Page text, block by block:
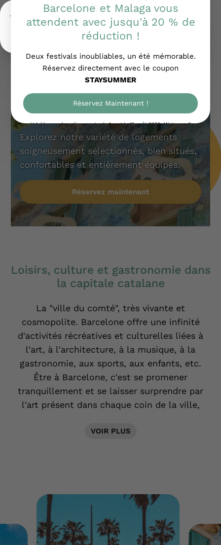
Logements à Barcelone
Explorez notre variété de logements
soigneusement sélectionnés, bien situés,
confortables et entièrement équipés.
Réservez maintenant
Loisirs, culture et gastronomie dans
la capitale catalane
La "ville du comté", très vivante et
cosmopolite. Barcelone offre une infinité
d'activités récréatives et culturelles liées à
l'art, à l'architecture, à la musique, à la
gastronomie, aux sports, aux enfants, etc.
Être à Barcelone, c'est se promener
tranquillement et se laisser surprendre par
l'art présent dans chaque coin de la ville,
paella et de délicieuses tapas, avoir un
VOIR PLUS